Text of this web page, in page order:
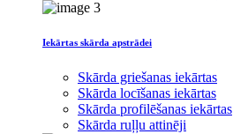
Iekārtas skārda apstrādei
Skārda griešanas iekārtas
Skārda locīšanas iekārtas
Skārda profilēšanas iekārtas
Skārda ruļļu attinēji